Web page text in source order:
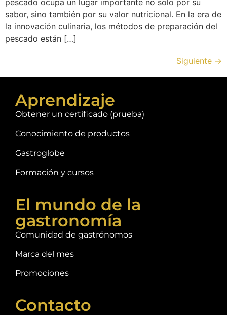
pescado ocupa un lugar importante no solo por su
sabor, sino también por su valor nutricional. En la era de
la innovación culinaria, los métodos de preparación del
pescado están […]
Siguiente →
Aprendizaje
Obtener un certificado (prueba)
Conocimiento de productos
Gastroglobe
Formación y cursos
El mundo de la
gastronomía
Comunidad de gastrónomos
Marca del mes
Promociones
Contacto